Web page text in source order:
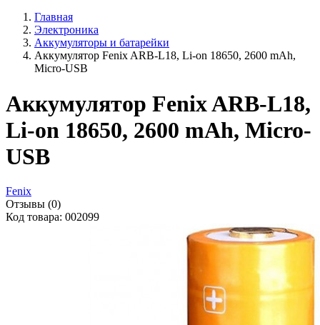
Главная
Электроника
Аккумуляторы и батарейки
Аккумулятор Fenix ARB-L18, Li-on 18650, 2600 mAh,
Micro-USB
Аккумулятор Fenix ARB-L18,
Li-on 18650, 2600 mAh, Micro-
USB
Fenix
Отзывы (0)
Код товара: 002099